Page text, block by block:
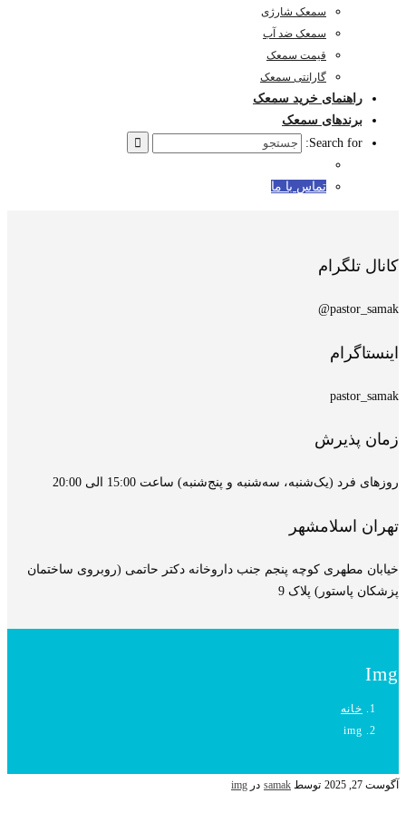
سمعک شارژی
سمعک ضد آب
قیمت سمعک
گارانتی سمعک
راهنمای خرید سمعک
برندهای سمعک
Search for:
تماس با ما
کانال تلگرام
pastor_samak@
اینستاگرام
pastor_samak
زمان پذیرش
روزهای فرد (یک‌شنبه، سه‌شنبه و پنج‌شنبه) ساعت 15:00 الی 20:00
تهران اسلامشهر
خیابان مطهری کوچه پنجم جنب داروخانه دکتر حاتمی (روبروی ساختمان
پزشکان پاستور) پلاک 9
Img
خانه
img
آگوست 27, 2025 توسط samak در img